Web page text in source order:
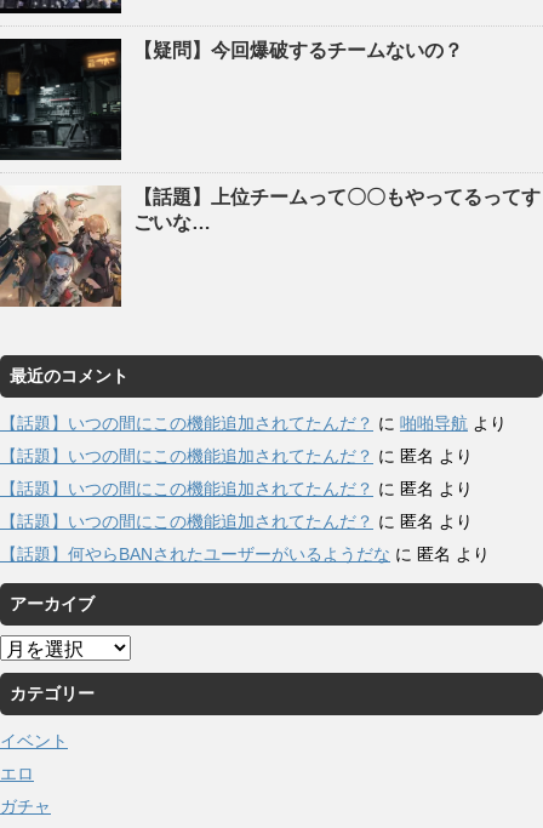
【疑問】今回爆破するチームないの？
【話題】上位チームって〇〇もやってるってす
ごいな…
最近のコメント
【話題】いつの間にこの機能追加されてたんだ？ に 啪啪导航 より
【話題】いつの間にこの機能追加されてたんだ？ に 匿名 より
【話題】いつの間にこの機能追加されてたんだ？ に 匿名 より
【話題】いつの間にこの機能追加されてたんだ？ に 匿名 より
【話題】何やらBANされたユーザーがいるようだな に 匿名 より
アーカイブ
ア
ー
カ
イ
ブ
カテゴリー
イベント
エロ
ガチャ